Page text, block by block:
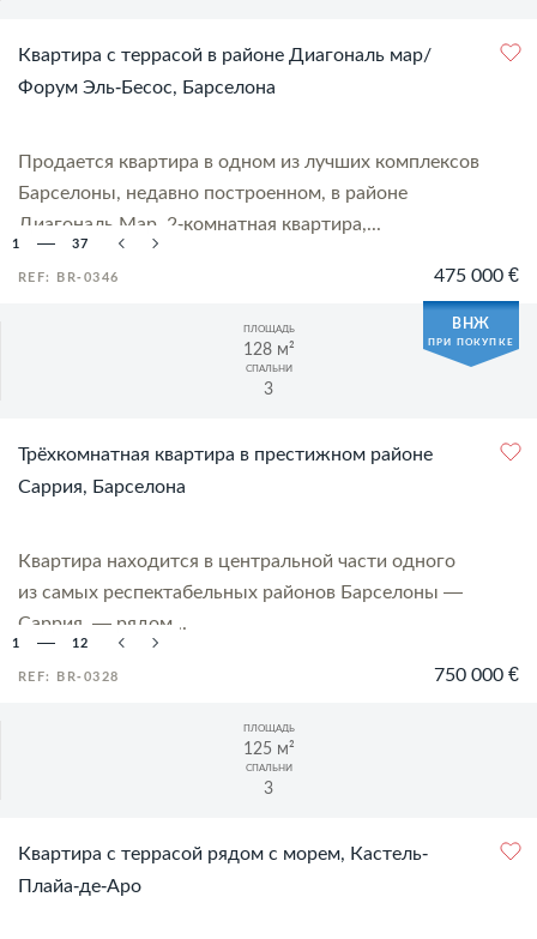
Квартира с террасой в районе Диагональ мар/
Форум Эль-Бесос, Барселона
Продается квартира в одном из лучших комплексов
Барселоны, недавно построенном, в районе
Диагональ Мар. 2-комнатная квартира,...
REF: BR-0346 475 000 €
1 37
ВНЖ
ПРИ ПОКУПКЕ
ПЛОЩАДЬ
128 м²
СПАЛЬНИ
3
Трёхкомнатная квартира в престижном районе
Саррия, Барселона
Квартира находится в центральной части одного
из самых респектабельных районов Барселоны —
Саррия, — рядом...
REF: BR-0328 750 000 €
1 12
ПЛОЩАДЬ
125 м²
СПАЛЬНИ
3
Квартира с террасой рядом с морем, Кастель-
Плайа-де-Аро